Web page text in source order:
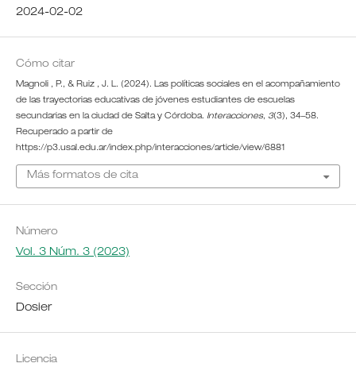
2024-02-02
Cómo citar
Magnoli , P., & Ruiz , J. L. (2024). Las políticas sociales en el acompañamiento
de las trayectorias educativas de jóvenes estudiantes de escuelas
secundarias en la ciudad de Salta y Córdoba. Interacciones, 3(3), 34–58.
Recuperado a partir de
https://p3.usal.edu.ar/index.php/interacciones/article/view/6881
Más formatos de cita
Número
Vol. 3 Núm. 3 (2023)
Sección
Dosier
Licencia